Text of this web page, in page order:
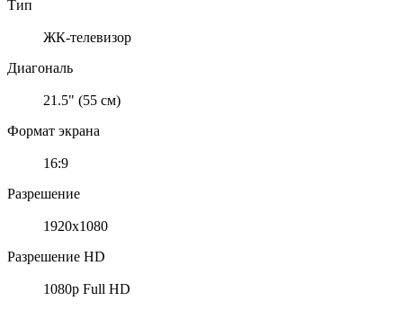
Тип
ЖК-телевизор
Диагональ
21.5" (55 см)
Формат экрана
16:9
Разрешение
1920x1080
Разрешение HD
1080p Full HD